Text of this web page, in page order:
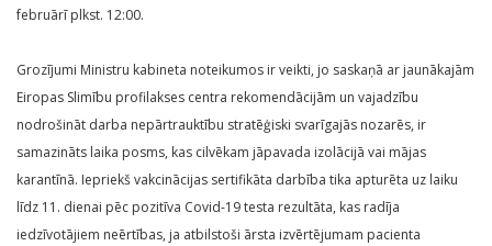
februārī plkst. 12:00.
Grozījumi Ministru kabineta noteikumos ir veikti, jo saskaņā ar jaunākajām
Eiropas Slimību profilakses centra rekomendācijām un vajadzību
nodrošināt darba nepārtrauktību stratēģiski svarīgajās nozarēs, ir
samazināts laika posms, kas cilvēkam jāpavada izolācijā vai mājas
karantīnā. Iepriekš vakcinācijas sertifikāta darbība tika apturēta uz laiku
līdz 11. dienai pēc pozitīva Covid-19 testa rezultāta, kas radīja
iedzīvotājiem neērtības, ja atbilstoši ārsta izvērtējumam pacienta